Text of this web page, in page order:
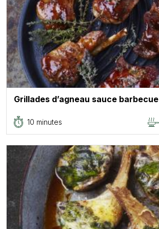
Grillades d’agneau sauce barbecue
10 minutes